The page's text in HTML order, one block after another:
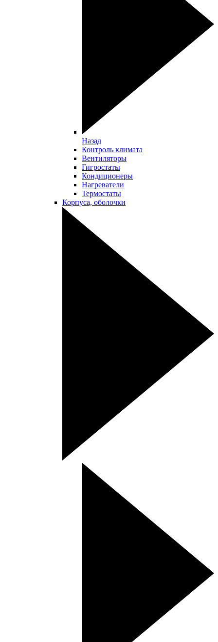
Назад
Контроль климата
Вентиляторы
Гигростаты
Кондиционеры
Нагреватели
Термостаты
Корпуса, оболочки